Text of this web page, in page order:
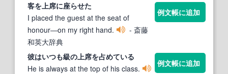
客を 上席に座らせた
I placed the guest at the seat of
honour―on my right hand.
- 斎藤
和英大辞典
例文帳に追加
彼はいつも級の 上席を占めている
He is always at the top of his class.
例文帳に追加